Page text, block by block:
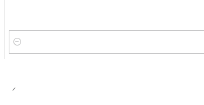
Cantidad